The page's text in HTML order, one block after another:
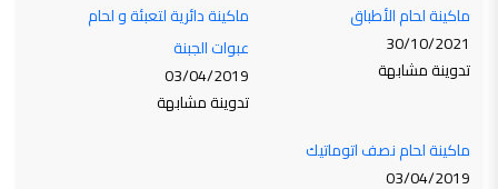
ماكينة لحام الأطباق
30/10/2021
تدوينة مشابهة
ماكينة دائرية لتعبئة و لحام
عبوات الجبنة
03/04/2019
تدوينة مشابهة
ماكينة لحام نصف اتوماتيك
03/04/2019